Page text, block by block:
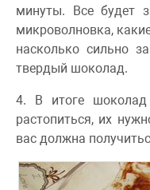
минуты. Все будет
микроволновка,
насколько сильно
твердый шоколад.
4. В итоге
растопиться, их
вас должна